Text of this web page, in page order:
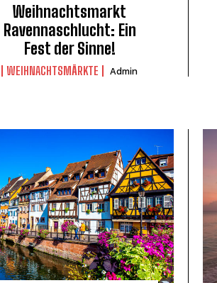
Weihnachtsmarkt
Ravennaschlucht: Ein
Fest der Sinne!
WEIHNACHTSMÄRKTE Admin